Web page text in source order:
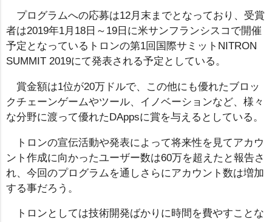
プログラムへの応募は12月末までとなっており、受賞
者は2019年1月18日～19日に米サンフランシスコで開催
予定となっているトロンの第1回国際サミットNITRON
SUMMIT 2019にて発表される予定としている。
賞金額は1位が20万ドルで、この他にも優れたブロッ
クチェーンゲームやツール、イノベーションなど、様々
な分野に渡って優れたDAppsに賞を与えるとしている。
トロンの宣伝活動や発表によって将来性を見てアカウ
ント作成に向かったユーザー数は60万を超えたと報告さ
れ、今回のプログラムを通しさらにアカウント数は増加
する事だろう。
トロンとしては技術開発ばかりに時間を費やすことな